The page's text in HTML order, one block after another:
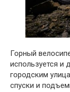
Горный
используется и
городским
спуски и